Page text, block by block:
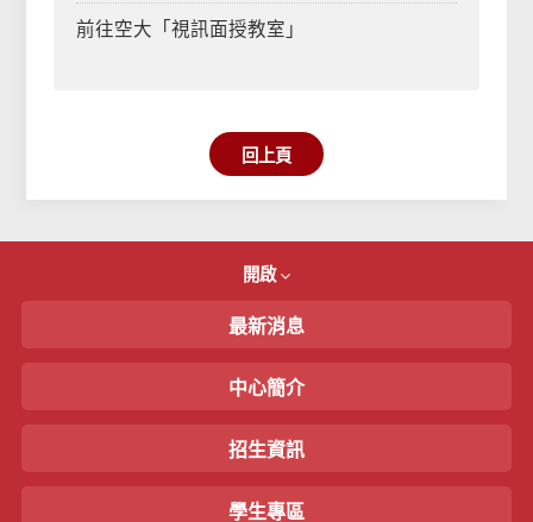
前往空大「視訊面授教室」
回上頁
開啟
最新消息
中心簡介
招生資訊
學生專區